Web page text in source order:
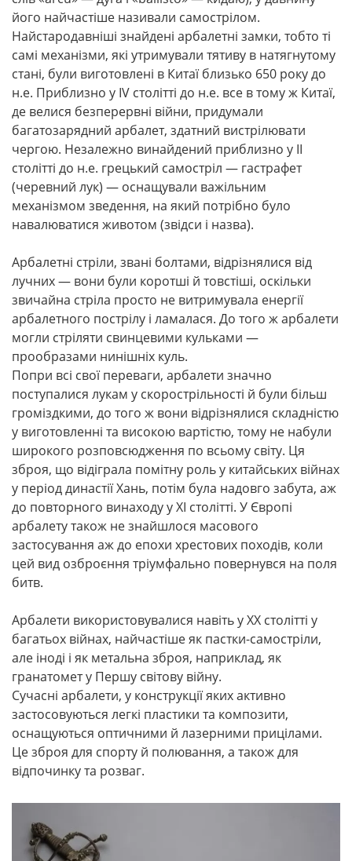
його найчастіше називали самострілом.
Найстародавніші знайдені арбалетні замки, тобто ті
самі механізми, які утримували тятиву в натягнутому
стані, були виготовлені в Китаї близько 650 року до
н.е. Приблизно у IV столітті до н.е. все в тому ж Китаї,
де велися безперервні війни, придумали
багатозарядний арбалет, здатний вистрілювати
чергою. Незалежно винайдений приблизно у II
столітті до н.е. грецький самостріл — гастрафет
(черевний лук) — оснащували важільним
механізмом зведення, на який потрібно було
навалюватися животом (звідси і назва).
Арбалетні стріли, звані болтами, відрізнялися від
лучних — вони були коротші й товстіші, оскільки
звичайна стріла просто не витримувала енергії
арбалетного пострілу і ламалася. До того ж арбалети
могли стріляти свинцевими кульками —
прообразами нинішніх куль.
Попри всі свої переваги, арбалети значно
поступалися лукам у скорострільності й були більш
громіздкими, до того ж вони відрізнялися складністю
у виготовленні та високою вартістю, тому не набули
широкого розповсюдження по всьому світу. Ця
зброя, що відіграла помітну роль у китайських війнах
у період династії Хань, потім була надовго забута, аж
до повторного винаходу у XI столітті. У Європі
арбалету також не знайшлося масового
застосування аж до епохи хрестових походів, коли
цей вид озброєння тріумфально повернувся на поля
битв.
Арбалети використовувалися навіть у XX столітті у
багатьох війнах, найчастіше як пастки-самостріли,
але іноді і як метальна зброя, наприклад, як
гранатомет у Першу світову війну.
Сучасні арбалети, у конструкції яких активно
застосовуються легкі пластики та композити,
оснащуються оптичними й лазерними прицілами.
Це зброя для спорту й полювання, а також для
відпочинку та розваг.